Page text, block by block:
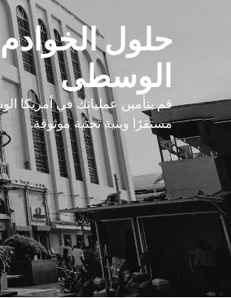
حلول
الوسطى
قم بتأمين عملياتك في أمريكا
مستقرًا وبنية تحتية موثوقة.